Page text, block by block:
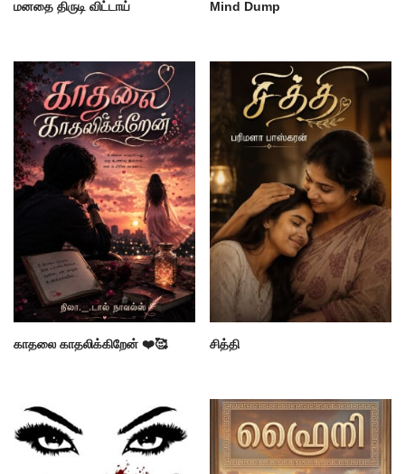
மனதை திருடி விட்டாய் Mind Dump
காதலை காதலிக்கிறேன் ❤️🥰 சித்தி